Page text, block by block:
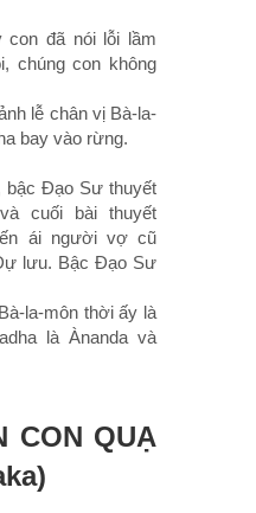
con đã nói lỗi lầm
chúng con không
lễ chân vị Bà-la-
bay vào rừng.
bậc Ðạo Sư thuyết
cuối bài thuyết
ái người vợ cũ
lưu. Bậc Ðạo Sư
la-môn thời ấy là
là Ànanda và
CON QUẠ